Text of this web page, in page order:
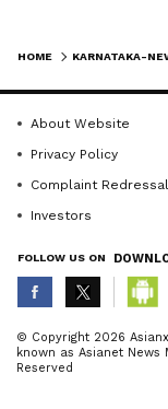
ಮಳೆಯಾಗಲಿದೆ.
ಸಾಧ್ಯತೆ ಇದೆ.
ಮಲೆನಾಡು
ಸಾಧ್ಯತೆ ಇದೆ.
Related Articles
ಸನ್ನದ್ಧ
ABOUT THE
SN Sujatha NR
HOME KARNATAKA-
About Website
Privacy Policy
Complaint Redressal
Investors
FOLLOW US ON
© Copyright 2026
known as Asianet News
Reserved